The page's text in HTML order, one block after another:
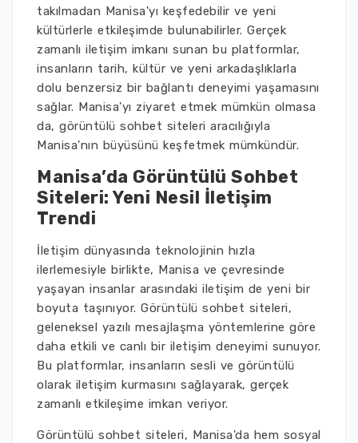
takılmadan Manisa'yı keşfedebilir ve yeni
kültürlerle etkileşimde bulunabilirler. Gerçek
zamanlı iletişim imkanı sunan bu platformlar,
insanların tarih, kültür ve yeni arkadaşlıklarla
dolu benzersiz bir bağlantı deneyimi yaşamasını
sağlar. Manisa'yı ziyaret etmek mümkün olmasa
da, görüntülü sohbet siteleri aracılığıyla
Manisa'nın büyüsünü keşfetmek mümkündür.
Manisa’da Görüntülü Sohbet
Siteleri: Yeni Nesil İletişim
Trendi
İletişim dünyasında teknolojinin hızla
ilerlemesiyle birlikte, Manisa ve çevresinde
yaşayan insanlar arasındaki iletişim de yeni bir
boyuta taşınıyor. Görüntülü sohbet siteleri,
geleneksel yazılı mesajlaşma yöntemlerine göre
daha etkili ve canlı bir iletişim deneyimi sunuyor.
Bu platformlar, insanların sesli ve görüntülü
olarak iletişim kurmasını sağlayarak, gerçek
zamanlı etkileşime imkan veriyor.
Görüntülü sohbet siteleri, Manisa'da hem sosyal